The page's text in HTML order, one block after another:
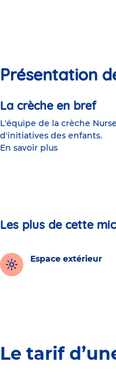
Présentation
La crèche en bref
L'équipe de la crèche
d'initiatives des enfants.
En savoir plus
Les plus de cette
Espace extérieur
Le tarif